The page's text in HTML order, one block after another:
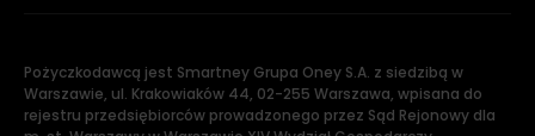
Pożyczkodawcą jest Smartney Grupa Oney S.A. z siedzibą w
Warszawie, ul. Krakowiaków 44, 02-255 Warszawa, wpisana do
rejestru przedsiębiorców prowadzonego przez Sąd Rejonowy dla